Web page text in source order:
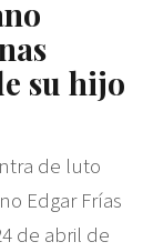
su hijo
de luto
Edgar Frías
de abril de